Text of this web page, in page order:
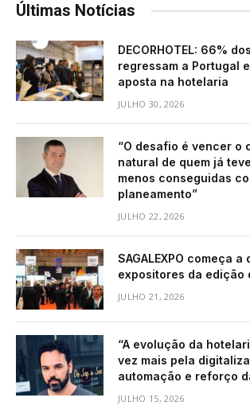
Últimas Notícias
DECORHOTEL: 66%
regressam a Portugal
aposta na hotelaria
JULHO 30, 2026
“O desafio é vencer o
natural de quem já
menos conseguidas
planeamento”
JULHO 22, 2026
SAGALEXPO começa a
expositores da edição
JULHO 21, 2026
“A evolução da
vez mais pela
automação e reforço
JULHO 15, 2026